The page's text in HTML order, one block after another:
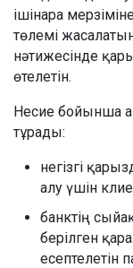
ішінара
төлемі
нәтижесінде
өтелетін.
Несие бойынша
тұрады:
негізгі
алу үшін
банктің
берілген
есептелетін